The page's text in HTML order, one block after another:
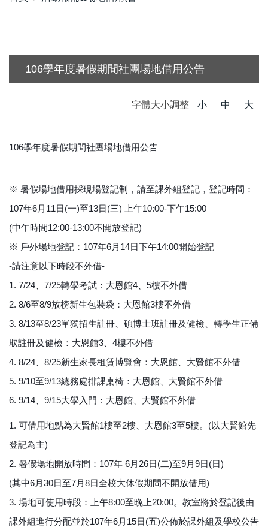
106學年度暑假期間社團場地借用公告
字體大小調整 小 中 大
106學年度暑假期間社團場地借用公告
※ 暑假場地借用採現場登記制，請至課外組登記，登記時間：
107年6月11日(一)至13日(三) 上午10:00-下午15:00
(中午時間12:00-13:00不開放登記)
※ 戶外場地登記：107年6月14日下午14:00開始登記
-請注意以下時段不外借-
1. 7/24、7/25轉學考試：大恩館4、5樓不外借
2. 8/6至8/9放榜新生包裝袋：大恩館3樓不外借
3. 8/13至8/23單獨招生註冊、碩博士班註冊及健檢、轉學生正備
取註冊及健檢：大恩館3、4樓不外借
4. 8/24、8/25新生家長租賃博覽會：大恩館、大賢館不外借
5. 9/10至9/13總務處排課桌椅：大恩館、大賢館不外借
6. 9/14、9/15大學入門：大恩館、大賢館不外借
1. 可借用地點為大賢館1樓至2樓、大恩館3至5樓。(以大賢館先
登記為主)
2. 暑假場地開放時間：107年 6月26日(二)至9月9日(日)
(其中6月30日至7月8日全校大休假期間不開放借用)
3. 場地可使用時段：上午8:00至晚上20:00。教室將於登記後由
課外組進行分配並於107年6月15日(五)公佈於課外組及學校公告